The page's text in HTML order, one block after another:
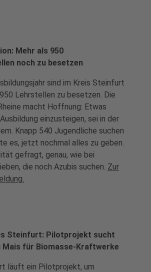
Mehr als 950
noch zu besetzen
sind im Kreis Steinfurt
Lehrstellen zu besetzen. Die
macht Hoffnung: Etwas
einzusteigen, sei in der
Knapp 540 Jugendliche suchen
es, jetzt nochmal alles zu geben.
gefragt, genau, wie bei
die noch Azubis suchen. Zur
Steinfurt: Pilotprojekt sucht
für Biomasse-Kraftwerke
läuft ein Pilotprojekt, um